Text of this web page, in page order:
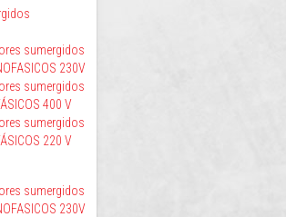
sumergidos
230V
sumergidos
400 V
sumergidos
220 V
sumergidos
230V